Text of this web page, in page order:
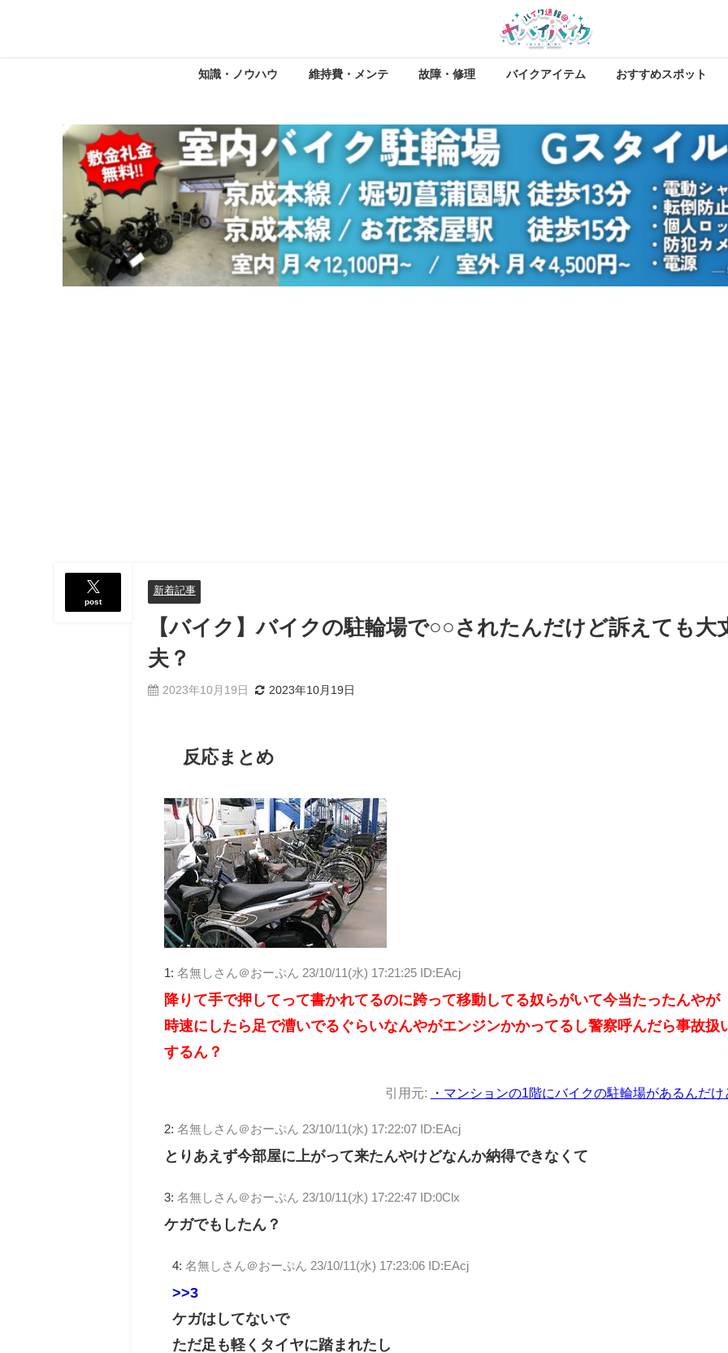
知識・ノウハウ 維持費・メンテ 故障・修理 バイクアイテム おすすめスポット
post
新着記事
【バイク】バイクの駐輪場で○○されたんだけど訴えても大
夫？
2023年10月19日 2023年10月19日
反応まとめ
1: 名無しさん＠おーぷん 23/10/11(水) 17:21:25 ID:EAcj
降りて手で押してって書かれてるのに跨って移動してる奴らがいて今当たったんやが
時速にしたら足で漕いでるぐらいなんやがエンジンかかってるし警察呼んだら事故扱
するん？
引用元: ・マンションの1階にバイクの駐輪場があるんだけ
2: 名無しさん＠おーぷん 23/10/11(水) 17:22:07 ID:EAcj
とりあえず今部屋に上がって来たんやけどなんか納得できなくて
3: 名無しさん＠おーぷん 23/10/11(水) 17:22:47 ID:0Clx
ケガでもしたん？
4: 名無しさん＠おーぷん 23/10/11(水) 17:23:06 ID:EAcj
>>3
ケガはしてないで
ただ足も軽くタイヤに踏まれたし